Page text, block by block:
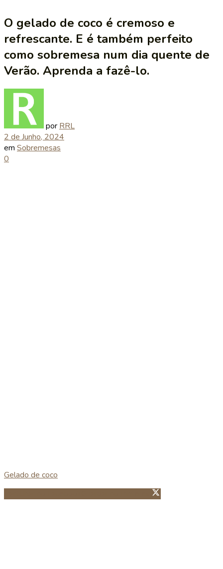
O gelado de coco é cremoso e
refrescante. E é também perfeito
como sobremesa num dia quente de
Verão. Aprenda a fazê-lo.
por RRL
2 de Junho, 2024
em Sobremesas
0
Gelado de coco
Guardar no Pinterest